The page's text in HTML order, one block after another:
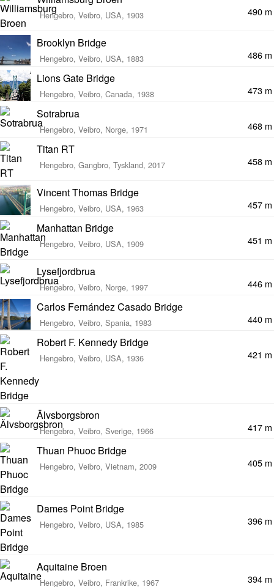
Hengebro, Veibro, USA, 1903 490 m
Brooklyn Bridge
Hengebro, Veibro, USA, 1883 486 m
Lions Gate Bridge
Hengebro, Veibro, Canada, 1938 473 m
Sotrabrua
Hengebro, Veibro, Norge, 1971 468 m
Titan RT
Hengebro, Gangbro, Tyskland, 2017 458 m
Vincent Thomas Bridge
Hengebro, Veibro, USA, 1963 457 m
Manhattan Bridge
Hengebro, Veibro, USA, 1909 451 m
Lysefjordbrua
Hengebro, Veibro, Norge, 1997 446 m
Carlos Fernández Casado Bridge
Hengebro, Veibro, Spania, 1983 440 m
Robert F. Kennedy Bridge
Hengebro, Veibro, USA, 1936 421 m
Älvsborgsbron
Hengebro, Veibro, Sverige, 1966 417 m
Thuan Phuoc Bridge
Hengebro, Veibro, Vietnam, 2009 405 m
Dames Point Bridge
Hengebro, Veibro, USA, 1985 396 m
Aquitaine Broen
Hengebro, Veibro, Frankrike, 1967 394 m